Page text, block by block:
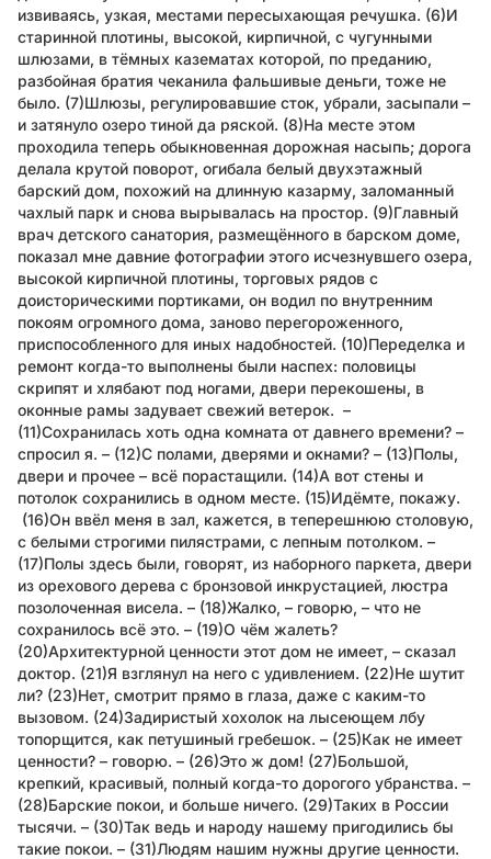
извиваясь, узкая, местами пересыхающая речушка. (6)И
старинной плотины, высокой, кирпичной, с чугунными
шлюзами, в тёмных казематах которой, по преданию,
разбойная братия чеканила фальшивые деньги, тоже не
было. (7)Шлюзы, регулировавшие сток, убрали, засыпали –
и затянуло озеро тиной да ряской. (8)На месте этом
проходила теперь обыкновенная дорожная насыпь; дорога
делала крутой поворот, огибала белый двухэтажный
барский дом, похожий на длинную казарму, заломанный
чахлый парк и снова вырывалась на простор. (9)Главный
врач детского санатория, размещённого в барском доме,
показал мне давние фотографии этого исчезнувшего озера,
высокой кирпичной плотины, торговых рядов с
доисторическими портиками, он водил по внутренним
покоям огромного дома, заново перегороженного,
приспособленного для иных надобностей. (10)Переделка и
ремонт когда-то выполнены были наспех: половицы
скрипят и хлябают под ногами, двери перекошены, в
оконные рамы задувает свежий ветерок. –
(11)Сохранилась хоть одна комната от давнего времени? –
спросил я. – (12)С полами, дверями и окнами? – (13)Полы,
двери и прочее – всё порастащили. (14)А вот стены и
потолок сохранились в одном месте. (15)Идёмте, покажу.
(16)Он ввёл меня в зал, кажется, в теперешнюю столовую,
с белыми строгими пилястрами, с лепным потолком. –
(17)Полы здесь были, говорят, из наборного паркета, двери
из орехового дерева с бронзовой инкрустацией, люстра
позолоченная висела. – (18)Жалко, – говорю, – что не
сохранилось всё это. – (19)О чём жалеть?
(20)Архитектурной ценности этот дом не имеет, – сказал
доктор. (21)Я взглянул на него с удивлением. (22)Не шутит
ли? (23)Нет, смотрит прямо в глаза, даже с каким-то
вызовом. (24)Задиристый хохолок на лысеющем лбу
топорщится, как петушиный гребешок. – (25)Как не имеет
ценности? – говорю. – (26)Это ж дом! (27)Большой,
крепкий, красивый, полный когда-то дорогого убранства. –
(28)Барские покои, и больше ничего. (29)Таких в России
тысячи. – (30)Так ведь и народу нашему пригодились бы
такие покои. – (31)Людям нашим нужны другие ценности.